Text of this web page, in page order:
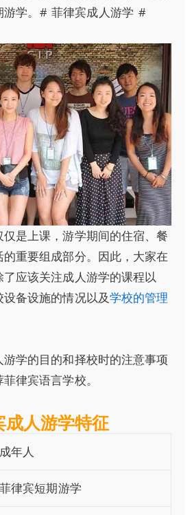
游学。# 菲律宾成人游学 #
是上课，游学期间的住宿、餐
重要组成部分。因此，大家在
应该关注成人游学的课程以
备设施的情况以及学校的管理
学的目的和择校时的注意事项
律宾语言学校。
人游学特征
成年人
菲律宾短期游学